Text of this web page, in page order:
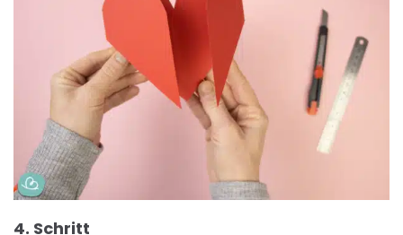
4. Schritt